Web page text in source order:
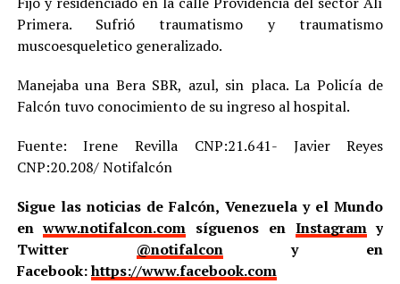
Primera. Sufrió traumatismo y traumatismo
muscoesqueletico generalizado.
Manejaba una Bera SBR, azul, sin placa. La Policía de
Falcón tuvo conocimiento de su ingreso al hospital.
Fuente: Irene Revilla CNP:21.641- Javier Reyes
CNP:20.208/ Notifalcón
Sigue las noticias de Falcón, Venezuela y el Mundo
enwww.notifalcon.com síguenos en Instagramy
Twitter @notifalcony en
Facebook:https://www.facebook.com